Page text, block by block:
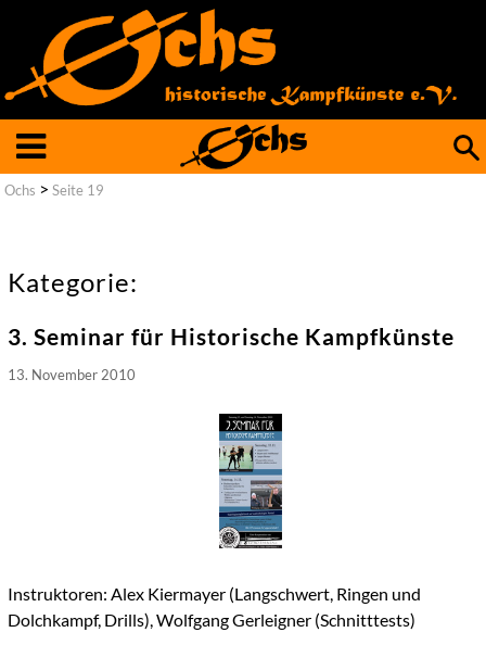
nach:
Ochs >Seite 19
Kategorie:
3. Seminar für Historische Kampfkünste
13. November 2010
Instruktoren: Alex Kiermayer (Langschwert, Ringen und
Dolchkampf, Drills), Wolfgang Gerleigner (Schnitttests)